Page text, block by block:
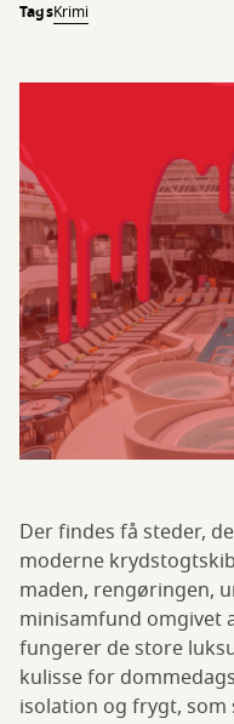
TagsKrimi
Der findes få steder,
moderne
maden, rengøringen,
minisamfund omgivet
fungerer de store
kulisse for
isolation og frygt,